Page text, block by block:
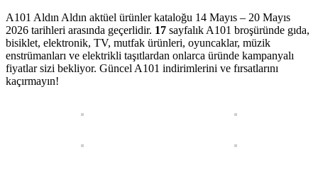
A101 Aldın Aldın aktüel ürünler kataloğu 14 Mayıs – 20 Mayıs
2026 tarihleri arasında geçerlidir. 17 sayfalık A101 broşüründe gıda,
bisiklet, elektronik, TV, mutfak ürünleri, oyuncaklar, müzik
enstrümanları ve elektrikli taşıtlardan onlarca üründe kampanyalı
fiyatlar sizi bekliyor. Güncel A101 indirimlerini ve fırsatlarını
kaçırmayın!